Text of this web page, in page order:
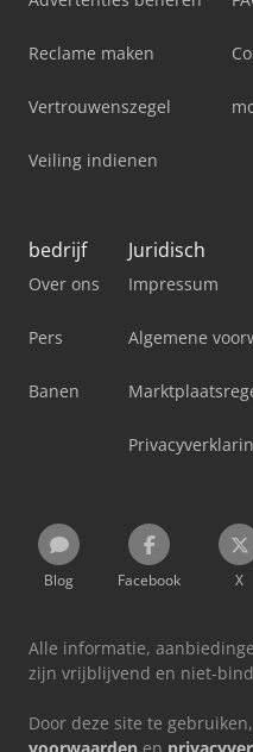
Reclame maken
Vertrouwenszegel
Veiling indienen
bedrijf
Over ons
Pers
Banen
Juridisch
Impressum
Algemene
Blog Facebook X
Alle informatie,
zijn vrijblijvend en niet-
Door deze site te